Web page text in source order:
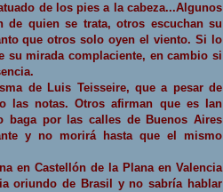
de los pies a la cabeza...Algunos
quien se trata, otros escuchan su
que otros solo oyen el viento.Si lo
su mirada complaciente, en cambio si
de Luis Teisseire, que a pesar de
las notas. Otros afirman que es
Ian
baga por las calles de Buenos Aires
y no morirá hasta que el mismo
en Castellón de la Planaen Valencia
oriundo de Brasil y no sabría hablar